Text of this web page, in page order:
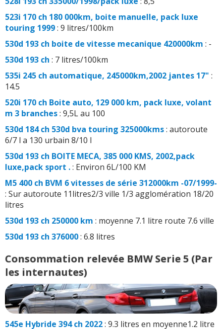
523i 170 ch 180 000km, boite manuelle, pack luxe
touring 1999: 9 litres/100km
530d 193 ch boite de vitesse mecanique 420000km : -
530d 193 ch : 7 litres/100km
535i 245 ch automatique, 245000km,2002 jantes 17" :
14.5
520i 170 ch Boite auto, 129 000 km, pack luxe, volant
m 3 branches: 9,5L au 100
530d 184 ch 530d bva touring 325000kms: autoroute
6/7 l a 130 urbain 8/10 l
530d 193 ch BOITE MECA, 385 000 KMS, 2002,pack
luxe,pack sport .: Environ 6L/100 KM
M5 400 ch BVM 6 vitesses de série 312000km -07/1999-
: Sur autoroute 11litres2/3 ville 1/3 agglomération 18/20
litres
530d 193 ch 250000 km : moyenne 7.1 litre route 7.6 ville
530d 193 ch 376000: 6.8 litres
Consommation relevée BMW Serie 5 (Par
les internautes)
545e Hybride 394 ch 2022: 9.3 litres en moyenne1.2 litre